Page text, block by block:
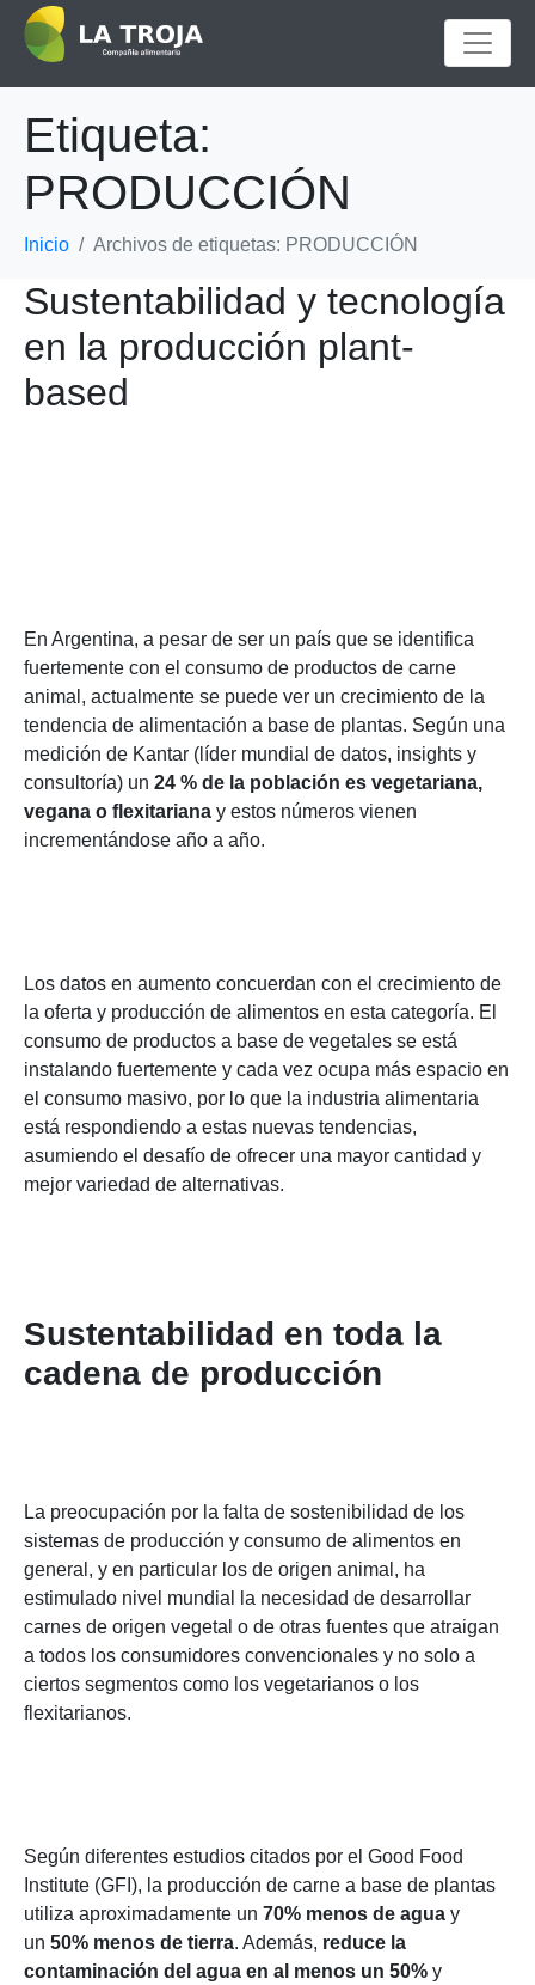
Etiqueta:
PRODUCCIÓN
Inicio Archivos de etiquetas: PRODUCCIÓN
Sustentabilidad y tecnología
en la producción plant-
based
En Argentina, a pesar de ser un país que se identifica
fuertemente con el consumo de productos de carne
animal, actualmente se puede ver un crecimiento de la
tendencia de alimentación a base de plantas. Según una
medición de Kantar (líder mundial de datos, insights y
consultoría) un 24 % de la población es vegetariana,
vegana o flexitariana y estos números vienen
incrementándose año a año.
Los datos en aumento concuerdan con el crecimiento de
la oferta y producción de alimentos en esta categoría. El
consumo de productos a base de vegetales se está
instalando fuertemente y cada vez ocupa más espacio en
el consumo masivo, por lo que la industria alimentaria
está respondiendo a estas nuevas tendencias,
asumiendo el desafío de ofrecer una mayor cantidad y
mejor variedad de alternativas.
Sustentabilidad en toda la
cadena de producción
La preocupación por la falta de sostenibilidad de los
sistemas de producción y consumo de alimentos en
general, y en particular los de origen animal, ha
estimulado nivel mundial la necesidad de desarrollar
carnes de origen vegetal o de otras fuentes que atraigan
a todos los consumidores convencionales y no solo a
ciertos segmentos como los vegetarianos o los
flexitarianos.
Según diferentes estudios citados por el Good Food
Institute (GFI), la producción de carne a base de plantas
utiliza aproximadamente un 70% menos de agua y
un 50% menos de tierra. Además, reduce la
contaminación del agua en al menos un 50% y